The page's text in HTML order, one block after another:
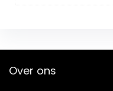
Over ons